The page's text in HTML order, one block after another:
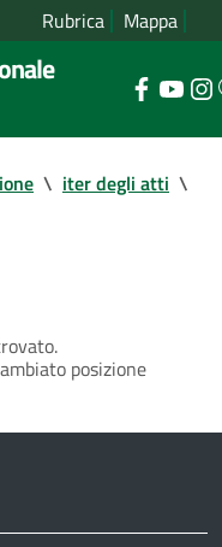
Rubrica Mappa
\ iter degli atti \
posizione